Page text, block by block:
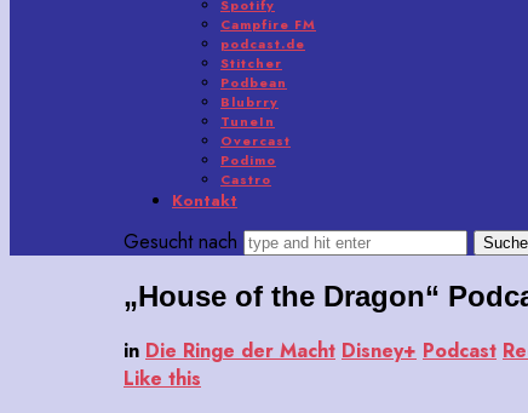
Spotify
Campfire FM
podcast.de
Stitcher
Podbean
Blubrry
TuneIn
Overcast
Podimo
Castro
Kontakt
Gesucht nach
„House of the Dragon“
in Die Ringe der Macht Disney+ Podcast
Like this